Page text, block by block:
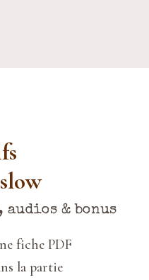
audios & bonus
fiche PDF
la partie